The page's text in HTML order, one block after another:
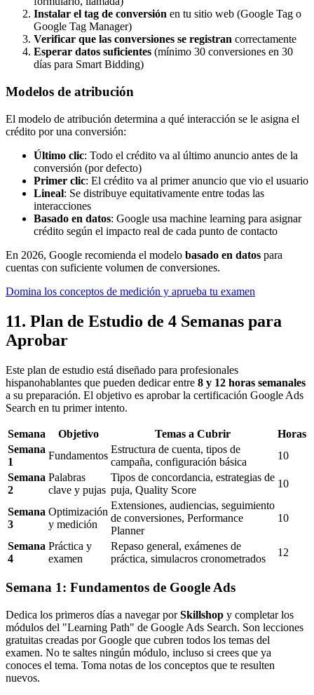
Instalar el tag de conversión en tu sitio web (Google Tag o
Google Tag Manager)
Verificar que las conversiones se registran correctamente
Esperar datos suficientes (mínimo 30 conversiones en 30
días para Smart Bidding)
Modelos de atribución
El modelo de atribución determina a qué interacción se le asigna el
crédito por una conversión:
Último clic: Todo el crédito va al último anuncio antes de la
conversión (por defecto)
Primer clic: El crédito va al primer anuncio que vio el usuario
Lineal: Se distribuye equitativamente entre todas las
interacciones
Basado en datos: Google usa machine learning para asignar
crédito según el impacto real de cada punto de contacto
En 2026, Google recomienda el modelo basado en datos para
cuentas con suficiente volumen de conversiones.
Domina los conceptos de medición y aprueba tu examen
11. Plan de Estudio de 4 Semanas para
Aprobar
Este plan de estudio está diseñado para profesionales
hispanohablantes que pueden dedicar entre 8 y 12 horas semanales
a su preparación. El objetivo es aprobar la certificación Google Ads
Search en tu primer intento.
Semana Objetivo Temas a Cubrir
Horas
Semana
1
Fundamentos
Estructura de cuenta, tipos de
campaña, configuración básica
10
Semana
2
Palabras
clave y pujas
Tipos de concordancia, estrategias de
puja, Quality Score
10
Semana
3
Optimización
y medición
Extensiones, audiencias, seguimiento
de conversiones, Performance
Planner
10
Semana
4
Práctica y
examen
Repaso general, exámenes de
práctica, simulacros cronometrados
12
Semana 1: Fundamentos de Google Ads
Dedica los primeros días a navegar porSkillshop y completar los
módulos del "Learning Path" de Google Ads Search. Son lecciones
gratuitas creadas por Google que cubren todos los temas del
examen. No te saltes ningún módulo, incluso si crees que ya
conoces el tema. Toma notas de los conceptos que te resulten
nuevos.